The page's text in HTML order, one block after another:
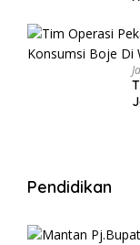
Pendidikan